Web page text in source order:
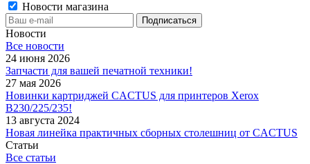
Новости магазина
Новости
Все новости
24 июня 2026
Запчасти для вашей печатной техники!
27 мая 2026
Новинки картриджей CACTUS для принтеров Xerox
B230/225/235!
13 августа 2024
Новая линейка практичных сборных столешниц от CACTUS
Статьи
Все статьи